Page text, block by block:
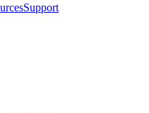
Support